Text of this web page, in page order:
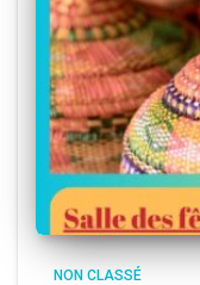
NON CLASSÉ